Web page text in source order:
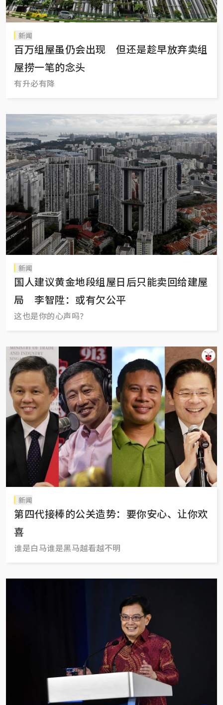
新闻
百万组屋虽仍会出现 但还是趁早放弃卖组
屋捞一笔的念头
有升必有降
新闻
国人建议黄金地段组屋日后只能卖回给建屋
局 李智陞：或有欠公平
这也是你的心声吗？
新闻
第四代接棒的公关造势：要你安心、让你欢
喜
谁是白马谁是黑马越看越不明